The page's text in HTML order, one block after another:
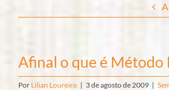
Afinal o que é Método
Por Lilian Loureiro | 3 de agosto de 2009 |